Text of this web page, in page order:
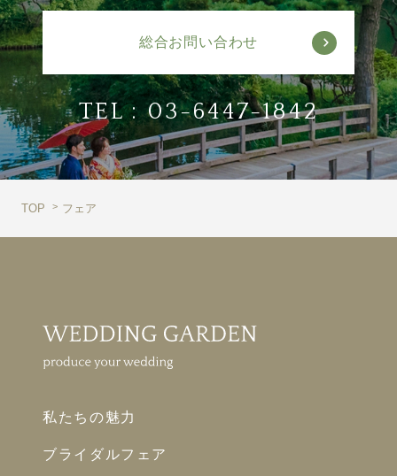
総合お問い合わせ
TEL :03-6447-1842
TOP フェア
私たちの魅力
ブライダルフェア